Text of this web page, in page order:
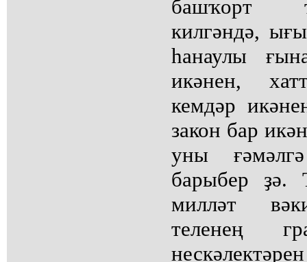
башҡорт
килгәндә,
һанаулы
икәнен,
кемдәр
закон бар
уны
барыбер ҙә.
милләт
теленең